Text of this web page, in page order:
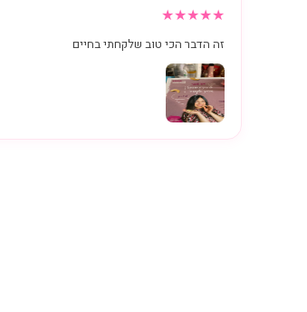
★
★
★
★
★
זה הדבר הכי טוב שלקחתי בחיים